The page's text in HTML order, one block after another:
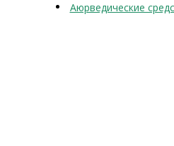
Аюрведические